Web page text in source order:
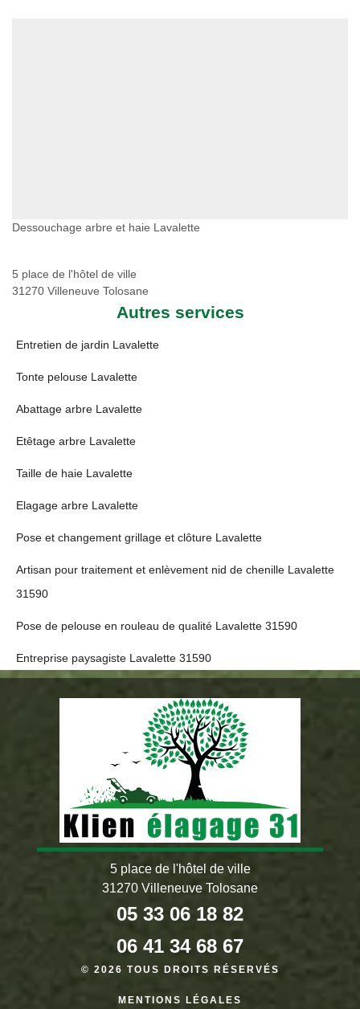
Dessouchage arbre et haie Lavalette
5 place de l'hôtel de ville
31270 Villeneuve Tolosane
Autres services
Entretien de jardin Lavalette
Tonte pelouse Lavalette
Abattage arbre Lavalette
Etêtage arbre Lavalette
Taille de haie Lavalette
Elagage arbre Lavalette
Pose et changement grillage et clôture Lavalette
Artisan pour traitement et enlèvement nid de chenille Lavalette
31590
Pose de pelouse en rouleau de qualité Lavalette 31590
Entreprise paysagiste Lavalette 31590
5 place de l'hôtel de ville
31270 Villeneuve Tolosane
05 33 06 18 82
06 41 34 68 67
© 2026 TOUS DROITS RÉSERVÉS
MENTIONS LÉGALES